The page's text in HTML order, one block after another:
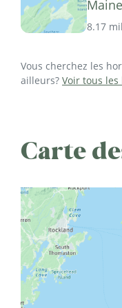
8.17
Vous cherchez les
ailleurs? Voir tous
Carte